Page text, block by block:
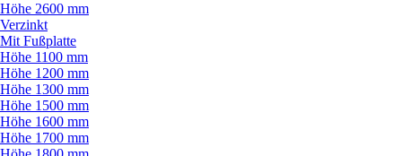
Höhe 2600 mm
Verzinkt
Mit Fußplatte
Höhe 1100 mm
Höhe 1200 mm
Höhe 1300 mm
Höhe 1500 mm
Höhe 1600 mm
Höhe 1700 mm